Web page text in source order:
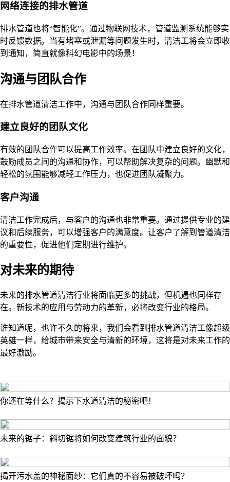
网络连接的排水管道
排水管道也将“智能化”。通过物联网技术，管道监测系统能够实
时反馈数据。当有堵塞或泄漏等问题发生时，清洁工将会立即收
到通知，简直就像科幻电影中的场景！
沟通与团队合作
在排水管道清洁工作中，沟通与团队合作同样重要。
建立良好的团队文化
有效的团队合作可以提高工作效率。在团队中建立良好的文化，
鼓励成员之间的沟通和协作，可以帮助解决复杂的问题。幽默和
轻松的氛围能够减轻工作压力，也促进团队凝聚力。
客户沟通
清洁工作完成后，与客户的沟通也非常重要。通过提供专业的建
议和后续服务，可以增强客户的满意度。让客户了解到管道清洁
的重要性，促进他们定期进行维护。
对未来的期待
未来的排水管道清洁行业将面临更多的挑战，但机遇也同样存
在。新技术的应用与劳动力的革新，必将改变行业的格局。
谁知道呢，也许不久的将来，我们会看到排水管道清洁工像超级
英雄一样，给城市带来安全与清新的环境，这将是对未来工作的
最好激励。
你还在等什么？揭示下水道清洁的秘密吧！
未来的锯子：斜切锯将如何改变建筑行业的面貌？
揭开污水盖的神秘面纱：它们真的不容易被破坏吗？